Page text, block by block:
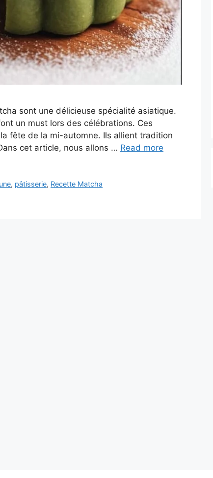
sont une délicieuse spécialité asiatique.
un must lors des célébrations. Ces
fête de la mi-automne. Ils allient tradition
cet article, nous allons … Read more
, pâtisserie, Recette Matcha